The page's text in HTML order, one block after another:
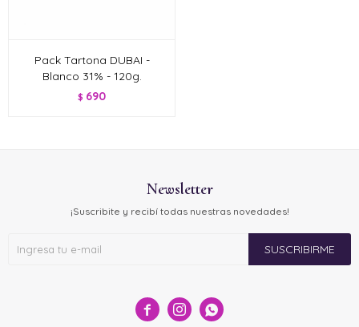
Pack Tartona DUBAI -
Blanco 31% - 120g.
$ 690
  
Newsletter
¡Suscribite y recibí todas nuestras novedades!
SUSCRIBIRME